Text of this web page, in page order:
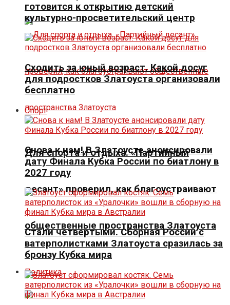
Для спорта и отдыха. «Партийный
десант» проверил, как благоустраивают
общественные пространства Златоуста
Политика
готовится к открытию детский
культурно-просветительский центр
Сходить за юный возраст. Какой досуг
для подростков Златоуста организовали
бесплатно
Спорт
Снова к нам! В Златоусте анонсировали
дату Финала Кубка России по биатлону в
2027 году
Стали четвертыми. Сборная России с
ватерполистками Златоуста сразилась за
бронзу Кубка мира